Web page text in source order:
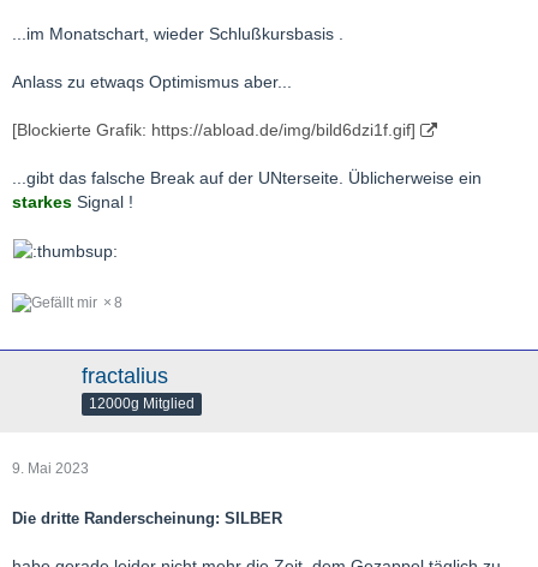
...im Monatschart, wieder Schlußkursbasis .
Anlass zu etwaqs Optimismus aber...
[Blockierte Grafik: https://abload.de/img/bild6dzi1f.gif]
...gibt das falsche Break auf der UNterseite. Üblicherweise ein
starkes Signal !
8
fractalius
12000g Mitglied
9. Mai 2023
Die dritte Randerscheinung: SILBER